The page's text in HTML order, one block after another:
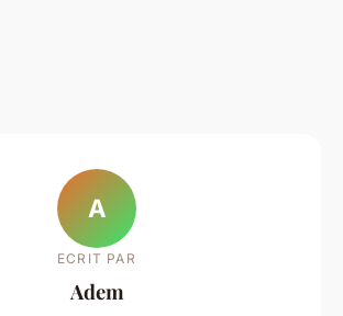
A
ECRIT PAR
Adem